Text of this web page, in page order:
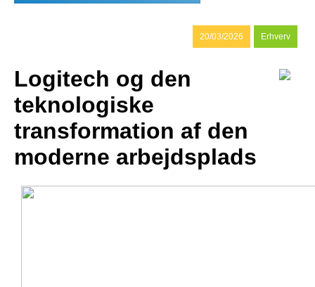
20/03/2026 Erhverv
Logitech og den
teknologiske
transformation af den
moderne arbejdsplads